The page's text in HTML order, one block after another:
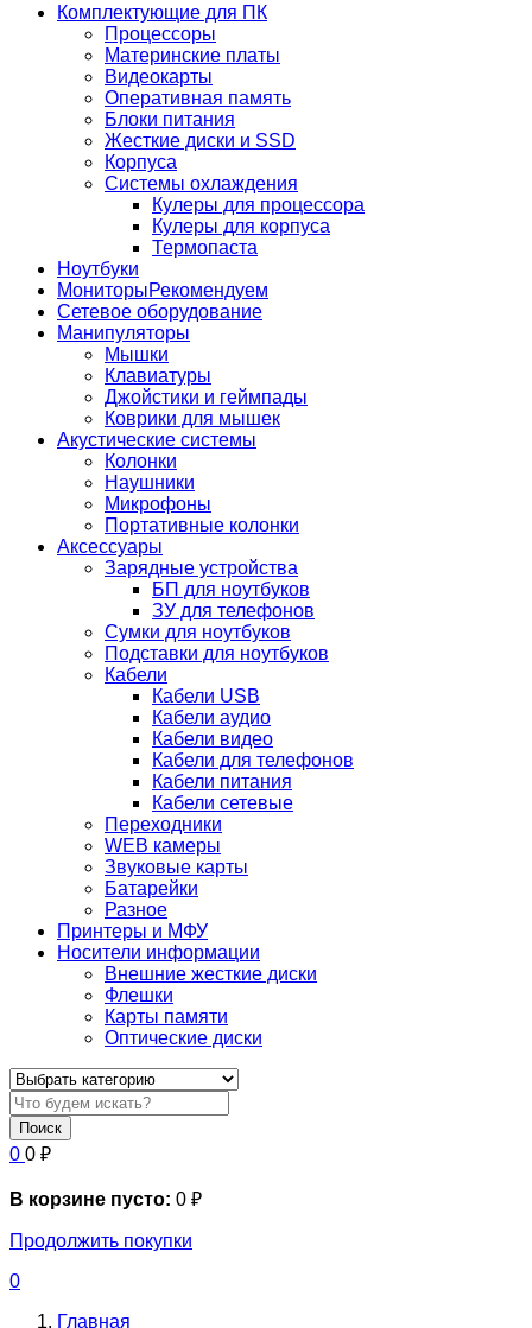
Комплектующие для ПК
Процессоры
Материнские платы
Видеокарты
Оперативная память
Блоки питания
Жесткие диски и SSD
Корпуса
Системы охлаждения
Кулеры для процессора
Кулеры для корпуса
Термопаста
Ноутбуки
МониторыРекомендуем
Сетевое оборудование
Манипуляторы
Мышки
Клавиатуры
Джойстики и геймпады
Коврики для мышек
Акустические системы
Колонки
Наушники
Микрофоны
Портативные колонки
Аксессуары
Зарядные устройства
БП для ноутбуков
ЗУ для телефонов
Сумки для ноутбуков
Подставки для ноутбуков
Кабели
Кабели USB
Кабели аудио
Кабели видео
Кабели для телефонов
Кабели питания
Кабели сетевые
Переходники
WEB камеры
Звуковые карты
Батарейки
Разное
Принтеры и МФУ
Носители информации
Внешние жесткие диски
Флешки
Карты памяти
Оптические диски
Поиск
0 0 ₽
В корзине пусто: 0 ₽
Продолжить покупки
0
Главная